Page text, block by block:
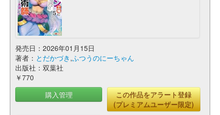
発売日：2026年01月15日
著者： とだかづき ,ふつうのにーちゃん
出版社：双葉社
￥770
購入管理
この作品をアラート登録
(プレミアムユーザー限定)